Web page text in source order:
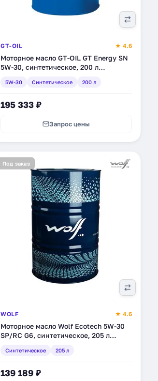
GT-OIL ★ 4.6
Моторное масло GT-OIL GT Energy SN
5W-30, синтетическое, 200 л
5W-30 Синтетическое 200 л
195 333 ₽
Запрос цены
Под заказ
WOLF ★ 4.6
Моторное масло Wolf Ecotech 5W-30
SP/RC G6, синтетическое, 205 л
Синтетическое 205 л
139 189 ₽